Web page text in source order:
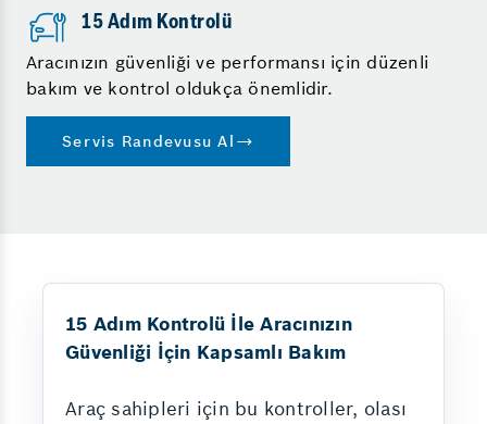
15 Adım Kontrolü
Aracınızın güvenliği ve performansı için düzenli
bakım ve kontrol oldukça önemlidir.
Servis Randevusu Al
15 Adım Kontrolü İle Aracınızın
Güvenliği İçin Kapsamlı Bakım
Araç sahipleri için bu kontroller, olası